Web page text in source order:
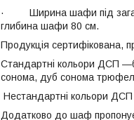
· Ширина шафи під
глибина шафи 80 см.
Продукція сертифікована,
Стандартні кольори ДСП
сонома, дуб сонома
Нестандартні кольори
Додатково до шаф